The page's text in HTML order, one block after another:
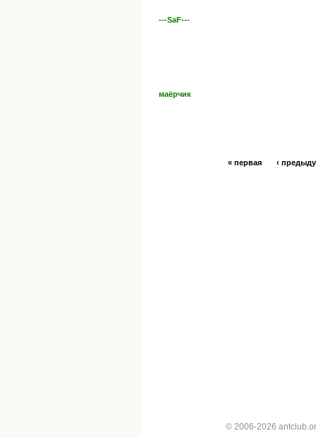
---SaF---
маёрчик
« первая ‹
© 2006-2026